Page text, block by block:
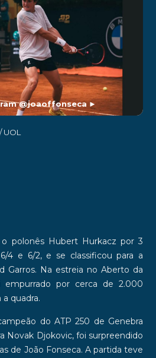
@joaoffonseca►
UOL
polonês Hubert Hurkacz por 3
4 e 6/2, e se classificou para a
Garros. Na estreia no Aberto da
empurrado por cerca de 2.000
quadra.
do ATP 250 de Genebra
Novak Djokovic, foi surpreendido
de João Fonseca. A partida teve